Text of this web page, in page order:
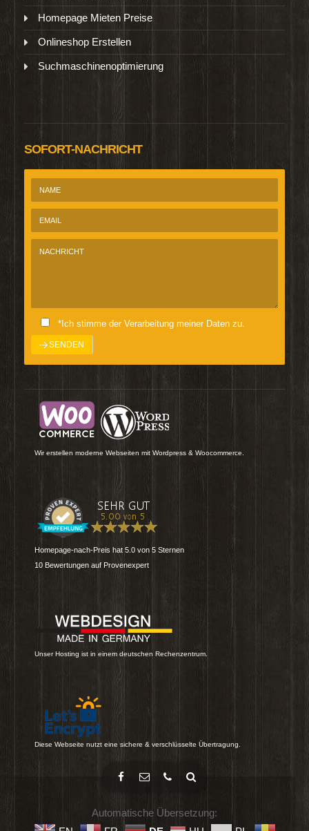
Homepage Mieten Preise
Onlineshop Erstellen
Suchmaschinenoptimierung
SOFORT-NACHRICHT
*Ich stimme der Verarbeitung meiner Daten zu.
Wir erstellen moderne Webseiten mit Wordpress & Woocommerce.
Homepage-nach-Preis hat 5.0 von 5 Sternen
10 Bewertungen auf Provenexpert
Unser Hosting ist in einem deutschen Rechenzentrum.
Diese Webseite nutzt eine sichere & verschlüsselte Übertragung.
Automatische Übersetzung: